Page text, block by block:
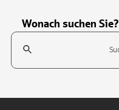
Wonach suchen Sie?
Suchfeld